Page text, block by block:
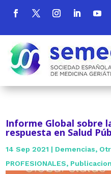
Informe Global sobre
respuesta en Salud
14 Sep 2021 | Demencias,
PROFESIONALES,